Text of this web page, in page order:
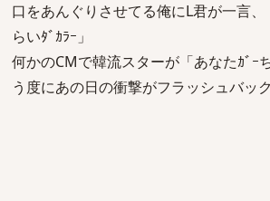
口をあんぐりさせてる俺にL君が一言
らいﾀﾞｶﾗｰ」
何かのCMで韓流スターが「あなたｶﾞｰ
う度にあの日の衝撃がフラッシュバッ